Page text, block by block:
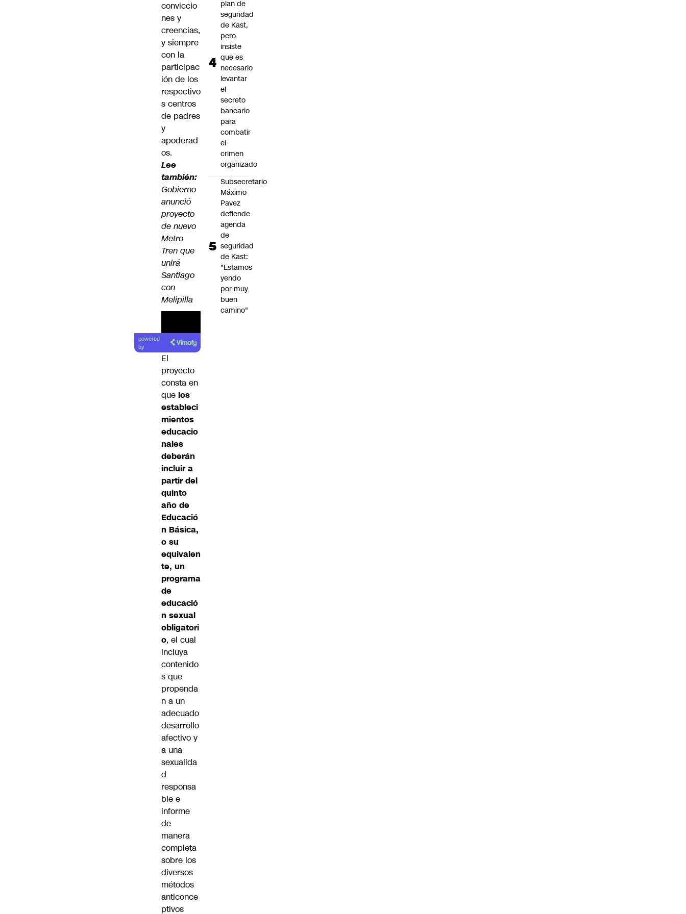
conviccio
nes y
creencias,
y siempre
con la
participac
ión de los
respectivo
s centros
de padres
y
apoderad
os.
Lee
también:
Gobierno
anunció
proyecto
de nuevo
Metro
Tren que
unirá
Santiago
con
Melipilla
powered
by
El
proyecto
consta en
que los
estableci
mientos
educacio
nales
deberán
incluir a
partir del
quinto
año de
Educació
n Básica,
o su
equivalen
te, un
programa
de
educació
n sexual
obligatori
o, el cual
incluya
contenido
s que
propenda
n a un
adecuado
desarrollo
afectivo y
a una
sexualida
d
responsa
ble e
informe
de
manera
completa
sobre los
diversos
métodos
anticonce
ptivos
plan de
seguridad
de Kast,
pero
insiste
que es
necesario
levantar
el
secreto
bancario
para
combatir
el
crimen
organizado
Subsecretario
Máximo
Pavez
defiende
agenda
de
seguridad
de Kast:
"Estamos
yendo
por muy
buen
camino"